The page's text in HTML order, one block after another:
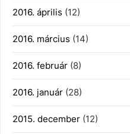
2016. április (12)
2016. március (14)
2016. február (8)
2016. január (28)
2015. december (12)